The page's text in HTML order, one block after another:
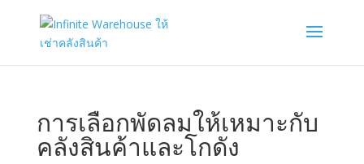
การเลือกพัดลมให้เหมาะกับ
คลังสินค้าและโกดัง